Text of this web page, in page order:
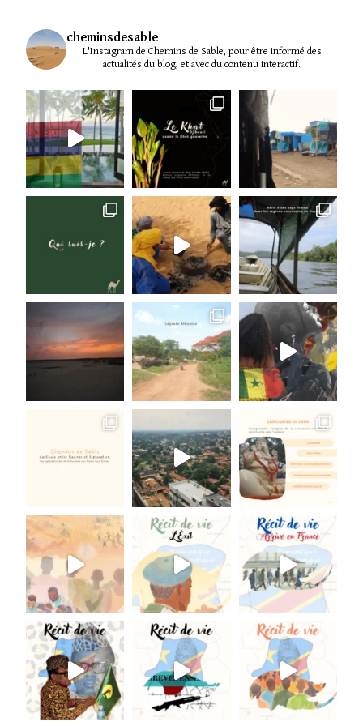
cheminsdesable
L'Instagram de Chemins de Sable, pour être informé des
actualités du blog, et avec du contenu interactif.